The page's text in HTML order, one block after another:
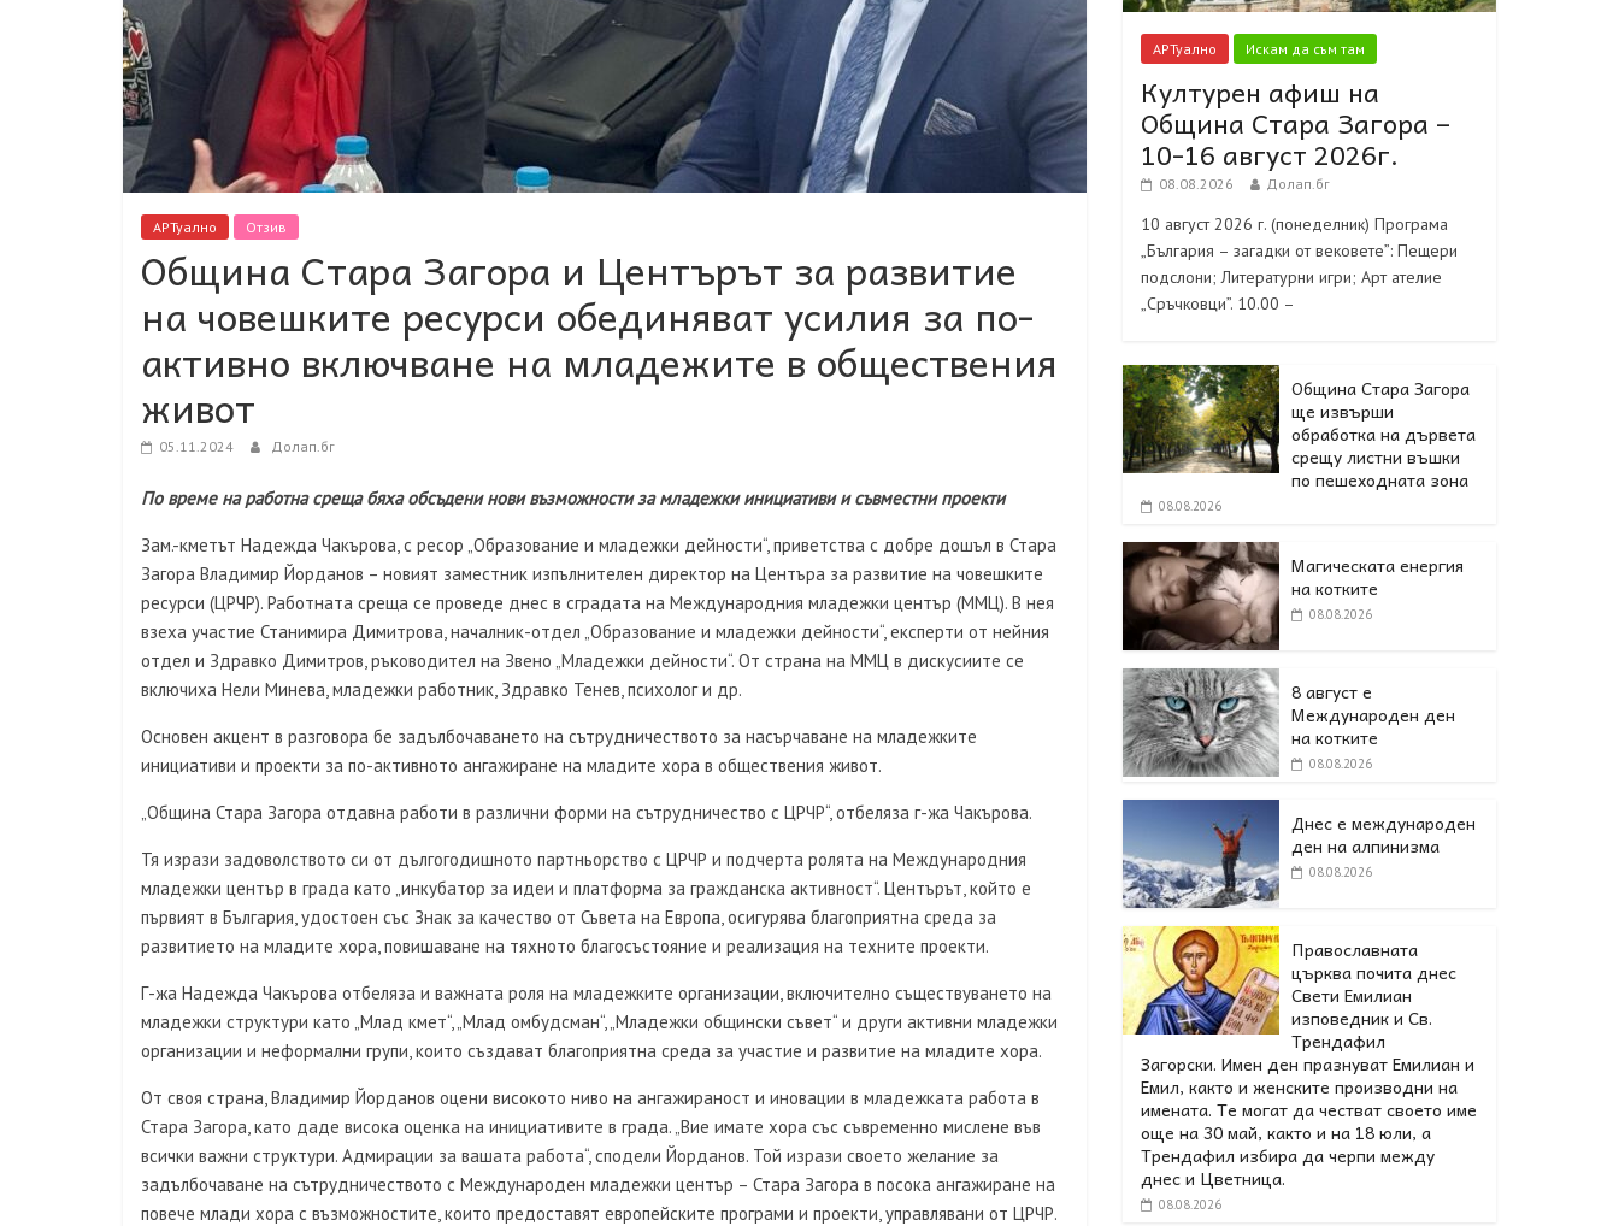
АРТуално Отзив
Община Стара Загора и Центърът за развитие
на човешките ресурси обединяват усилия за по-
активно включване на младежите в обществения
живот
05.11.2024 Долап.бг
По време на работна среща бяха обсъдени нови възможности за младежки инициативи и съвместни проекти
Зам.-кметът Надежда Чакърова, с ресор „Образование и младежки дейности“, приветства с добре дошъл в Стара
Загора Владимир Йорданов – новият заместник изпълнителен директор на Центъра за развитие на човешките
ресурси (ЦРЧР). Работната среща се проведе днес в сградата на Международния младежки център (ММЦ). В нея
взеха участие Станимира Димитрова, началник-отдел „Образование и младежки дейности“, експерти от нейния
отдел и Здравко Димитров, ръководител на Звено „Младежки дейности“. От страна на ММЦ в дискусиите се
включиха Нели Минева, младежки работник, Здравко Тенев, психолог и др.
Основен акцент в разговора бе задълбочаването на сътрудничеството за насърчаване на младежките
инициативи и проекти за по-активното ангажиране на младите хора в обществения живот.
„Община Стара Загора отдавна работи в различни форми на сътрудничество с ЦРЧР“, отбеляза г-жа Чакърова.
Тя изрази задоволството си от дългогодишното партньорство с ЦРЧР и подчерта ролята на Международния
младежки център в града като „инкубатор за идеи и платформа за гражданска активност“. Центърът, който е
първият в България, удостоен със Знак за качество от Съвета на Европа, осигурява благоприятна среда за
развитието на младите хора, повишаване на тяхното благосъстояние и реализация на техните проекти.
Г-жа Надежда Чакърова отбеляза и важната роля на младежките организации, включително съществуването на
младежки структури като „Млад кмет“, „Млад омбудсман“, „Младежки общински съвет“ и други активни младежки
организации и неформални групи, които създават благоприятна среда за участие и развитие на младите хора.
От своя страна, Владимир Йорданов оцени високото ниво на ангажираност и иновации в младежката работа в
Стара Загора, като даде висока оценка на инициативите в града. „Вие имате хора със съвременно мислене във
всички важни структури. Адмирации за вашата работа“, сподели Йорданов. Той изрази своето желание за
задълбочаване на сътрудничеството с Международен младежки център – Стара Загора в посока ангажиране на
повече млади хора с възможностите, които предоставят европейските програми и проекти, управлявани от ЦРЧР.
АРТуално Искам да съм там
Културен афиш на
Община Стара Загора –
10-16 август 2026г.
08.08.2026 Долап.бг
10 август 2026 г. (понеделник) Програма
„България – загадки от вековете”: Пещери
подслони; Литературни игри; Арт ателие
„Сръчковци”. 10.00 –
Община Стара Загора
ще извърши
обработка на дървета
срещу листни въшки
по пешеходната зона
08.08.2026
Магическата енергия
на котките
08.08.2026
8 август е
Международен ден
на котките
08.08.2026
Днес е международен
ден на алпинизма
08.08.2026
Православната
църква почита днес
Свети Емилиан
изповедник и Св.
Трендафил
Загорски. Имен ден празнуват Емилиан и
Емил, както и женските производни на
имената. Те могат да честват своето име
още на 30 май, както и на 18 юли, а
Трендафил избира да черпи между
днес и Цветница.
08.08.2026